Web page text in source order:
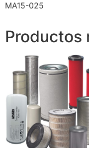
MA15-025
Productos